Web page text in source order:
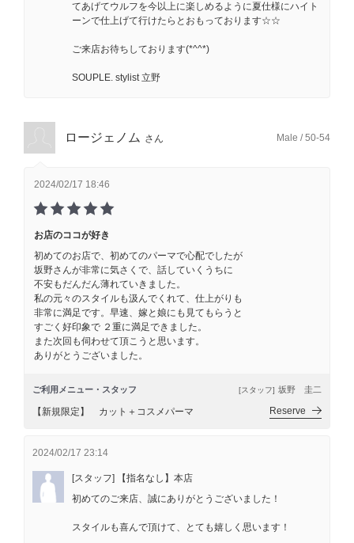
てあげてウルフを今以上に楽しめるように夏仕様にハイト
ーンで仕上げて行けたらとおもっております☆☆
ご来店お待ちしております(*^^*)
SOUPLE. stylist 立野
ロージェノム さん Male / 50-54
2024/02/17 18:46
お店のココが好き
初めてのお店で、初めてのパーマで心配でしたが
坂野さんが非常に気さくで、話していくうちに
不安もだんだん薄れていきました。
私の元々のスタイルも汲んでくれて、仕上がりも
非常に満足です。早速、嫁と娘にも見てもらうと
すごく好印象で ２重に満足できました。
また次回も伺わせて頂こうと思います。
ありがとうございました。
ご利用メニュー・スタッフ [スタッフ] 坂野 圭二
【新規限定】 カット＋コスメパーマ Reserve
2024/02/17 23:14
[スタッフ] 【指名なし】本店
初めてのご来店、誠にありがとうございました！
スタイルも喜んで頂けて、とても嬉しく思います！